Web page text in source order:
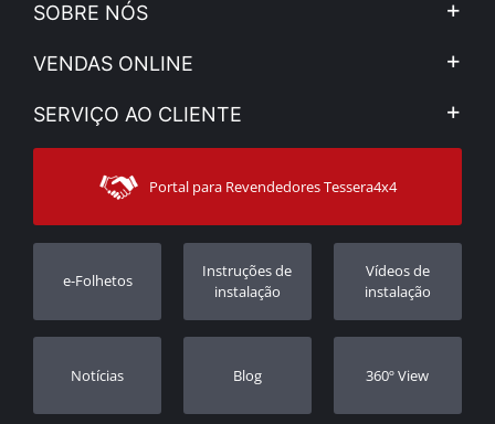
SOBRE NÓS
A Companhia
Notícias
Sitemap
VENDAS ONLINE
Minha Conta
Modos de Enviο
SERVIÇO AO CLIENTE
Contacto
Apoio ao cliente
Rastrear ordem
Revendedores
Portal para Revendedores Tessera4x4
e-Folhetos
Instruções de
instalação
Vídeos de
instalação
Notícias Blog 360º View